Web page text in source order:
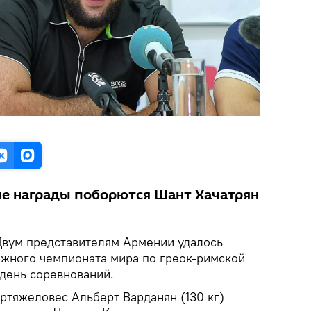
награды поборются Шант Хачатрян
представителям Армении удалось
чемпионата мира по греок-римской
соревнований.
Альберт Варданян (130 кг)